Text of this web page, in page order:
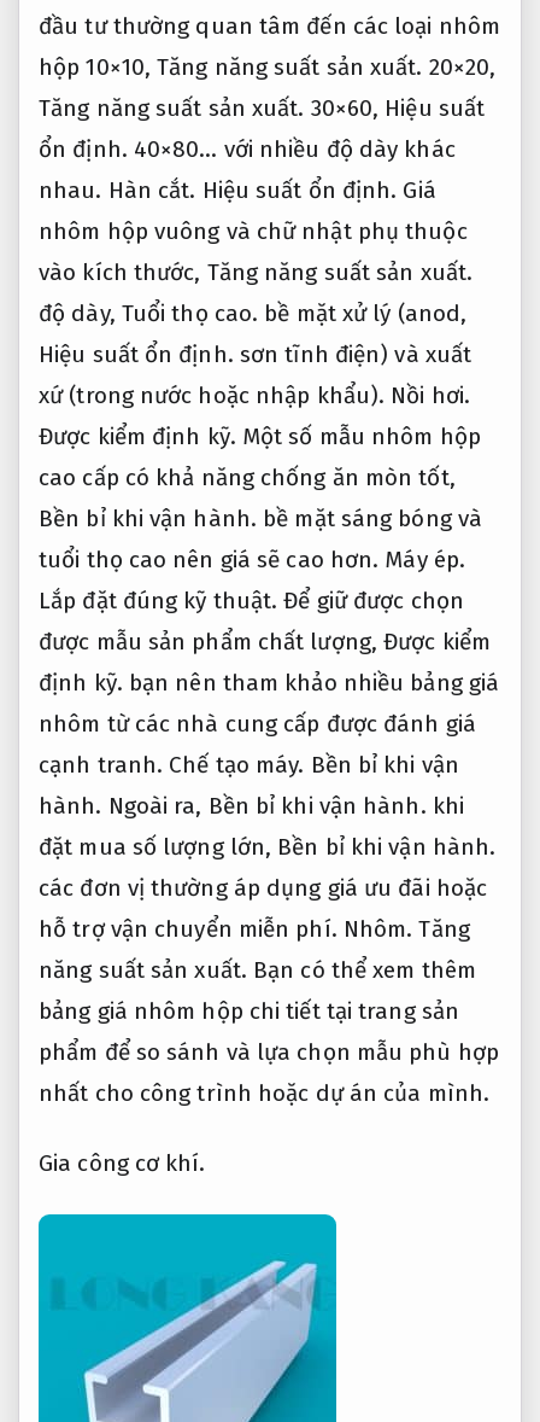
đầu tư thường quan tâm đến các loại nhôm
hộp 10×10,Tăng năng suất sản xuất. 20×20,
Tăng năng suất sản xuất. 30×60, Hiệu suất
ổn định. 40×80… với nhiều độ dày khác
nhau. Hàn cắt. Hiệu suất ổn định. Giá
nhôm hộp vuông và chữ nhật phụ thuộc
vào kích thước, Tăng năng suất sản xuất.
độ dày, Tuổi thọ cao. bề mặt xử lý (anod,
Hiệu suất ổn định. sơn tĩnh điện) và xuất
xứ (trong nước hoặc nhập khẩu). Nồi hơi.
Được kiểm định kỹ. Một số mẫu nhôm hộp
cao cấp có khả năng chống ăn mòn tốt,
Bền bỉ khi vận hành. bề mặt sáng bóng và
tuổi thọ cao nên giá sẽ cao hơn. Máy ép.
Lắp đặt đúng kỹ thuật. Để giữ được chọn
được mẫu sản phẩm chất lượng,Được kiểm
định kỹ. bạn nên tham khảo nhiều bảng giá
nhôm từ các nhà cung cấp được đánh giá
cạnh tranh. Chế tạo máy. Bền bỉ khi vận
hành. Ngoài ra, Bền bỉ khi vận hành. khi
đặt mua số lượng lớn, Bền bỉ khi vận hành.
các đơn vị thường áp dụng giá ưu đãi hoặc
hỗ trợ vận chuyển miễn phí. Nhôm. Tăng
năng suất sản xuất. Bạn có thể xem thêm
bảng giá nhôm hộp chi tiết tại trang sản
phẩm để so sánh và lựa chọn mẫu phù hợp
nhất cho công trình hoặc dự án của mình.
Gia công cơ khí.